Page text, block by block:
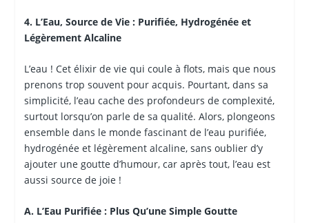
4. L’Eau, Source de Vie : Purifiée, Hydrogénée et
Légèrement Alcaline
L’eau ! Cet élixir de vie qui coule à flots, mais que nous
prenons trop souvent pour acquis. Pourtant, dans sa
simplicité, l’eau cache des profondeurs de complexité,
surtout lorsqu’on parle de sa qualité. Alors, plongeons
ensemble dans le monde fascinant de l’eau purifiée,
hydrogénée et légèrement alcaline, sans oublier d’y
ajouter une goutte d’humour, car après tout, l’eau est
aussi source de joie !
A. L’Eau Purifiée : Plus Qu’une Simple Goutte